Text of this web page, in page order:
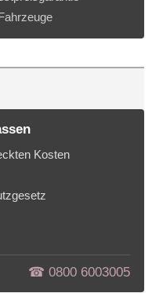
Kosten
☎︎ 0800 6003005